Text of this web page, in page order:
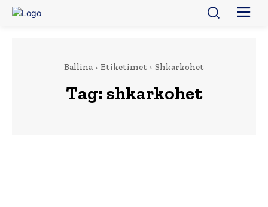
Ballina Etiketimet Shkarkohet
Tag: shkarkohet